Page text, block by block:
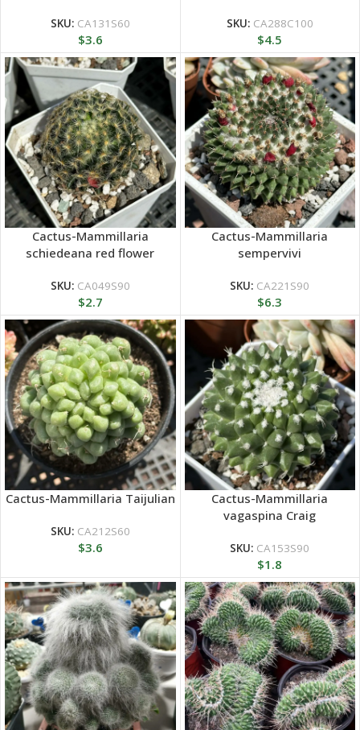
SKU: CA131S60
$3.6
SKU: CA288C100
$4.5
Cactus-Mammillaria
schiedeana red flower
SKU: CA049S90
$2.7
Cactus-Mammillaria
sempervivi
SKU: CA221S90
$6.3
Cactus-Mammillaria Taijulian
SKU: CA212S60
$3.6
Cactus-Mammillaria
vagaspina Craig
SKU: CA153S90
$1.8